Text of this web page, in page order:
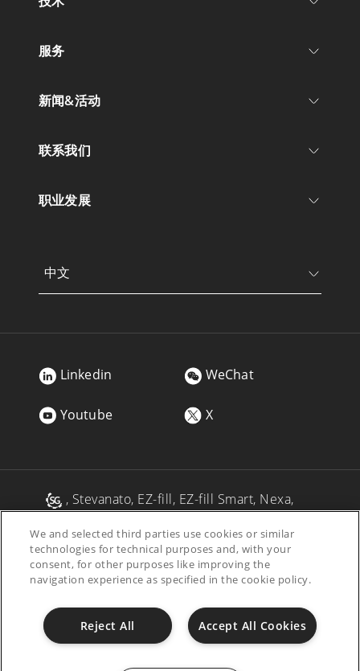
服务
新闻&活动
联系我们
职业发展
中文
Linkedin WeChat
Youtube X
, Stevanato, EZ-fill, EZ-fill Smart, Nexa,
Group及/或其附属公司在一个或多个司法管
辖区内的注册商标。
Accessibility 道德准则
Privacy Policy
Cookie Policy
Purchasing & Sales Conditions
Legals
Disclaimer
We and selected third parties use cookies or similar
technologies for technical purposes and, with your
consent, for other purposes like improving the
navigation experience as specified in the cookie policy.
Accept All Cookies
Reject All